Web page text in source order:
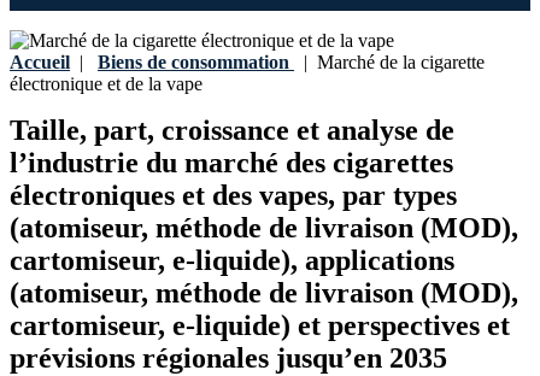
Accueil | Biens de consommation | Marché de la cigarette
électronique et de la vape
Taille, part, croissance et analyse de
l’industrie du marché des cigarettes
électroniques et des vapes, par types
(atomiseur, méthode de livraison (MOD),
cartomiseur, e-liquide), applications
(atomiseur, méthode de livraison (MOD),
cartomiseur, e-liquide) et perspectives et
prévisions régionales jusqu’en 2035